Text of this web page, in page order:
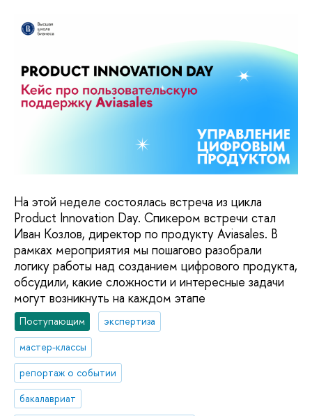
На этой неделе состоялась встреча из цикла
Product Innovation Day. Спикером встречи стал
Иван Козлов, директор по продукту Aviasales. В
рамках мероприятия мы пошагово разобрали
логику работы над созданием цифрового продукта,
обсудили, какие сложности и интересные задачи
могут возникнуть на каждом этапе
Поступающим
экспертиза
мастер-классы
репортаж о событии
бакалавриат